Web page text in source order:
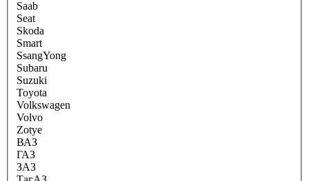
Saab
Seat
Skoda
Smart
SsangYong
Subaru
Suzuki
Toyota
Volkswagen
Volvo
Zotye
ВАЗ
ГАЗ
ЗАЗ